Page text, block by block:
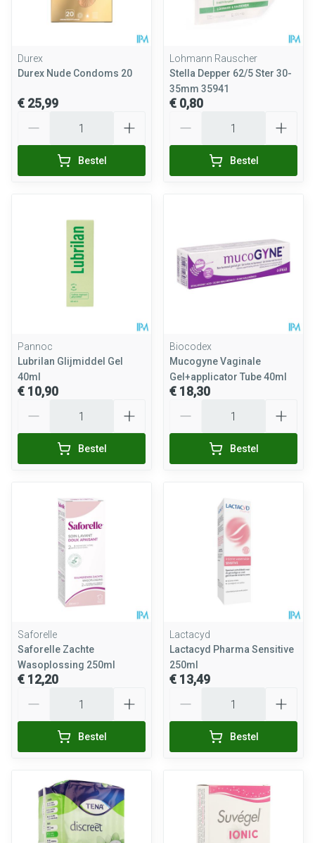
Durex
Durex Nude Condoms 20
€ 25,99
Bestel
Lohmann Rauscher
Stella Depper 62/5 Ster 30-
35mm 35941
€ 0,80
Bestel
Pannoc
Lubrilan Glijmiddel Gel
40ml
€ 10,90
Bestel
Biocodex
Mucogyne Vaginale
Gel+applicator Tube 40ml
€ 18,30
Bestel
Saforelle
Saforelle Zachte
Wasoplossing 250ml
€ 12,20
Bestel
Lactacyd
Lactacyd Pharma Sensitive
250ml
€ 13,49
Bestel